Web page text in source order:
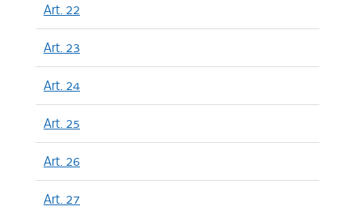
Art. 22
Art. 23
Art. 24
Art. 25
Art. 26
Art. 27